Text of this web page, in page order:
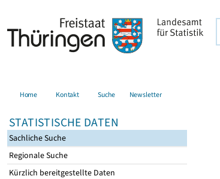
Home Kontakt Suche Newsletter
STATISTISCHE DATEN
Sachliche Suche
Regionale Suche
Kürzlich bereitgestellte Daten